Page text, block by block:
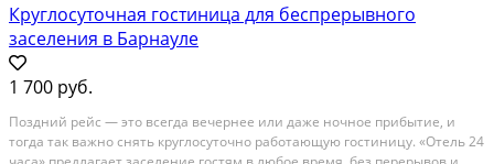
Круглосуточная гостиница для беспрерывного
заселения в Барнауле
1 700 руб.
Поздний рейс — это всегда вечернее или даже ночное прибытие, и
тогда так важно снять круглосуточно работающую гостиницу. «Отель 24